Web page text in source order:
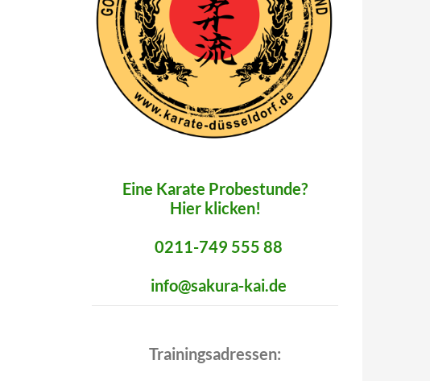
Eine Karate Probestunde?
Hier klicken!
0211-749 555 88
info@sakura-kai.de
Trainingsadressen: